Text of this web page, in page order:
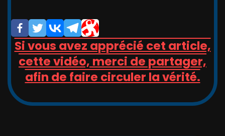
Si vous avez apprécié cet article,
cette vidéo, merci de partager,
afin de faire circuler la vérité.